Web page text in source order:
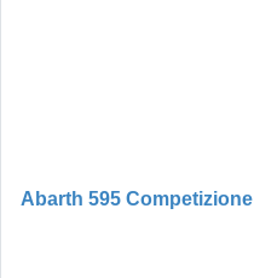
Abarth 595 Competizione